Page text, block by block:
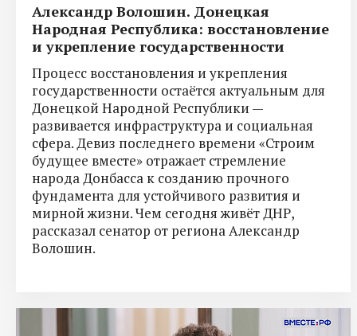
Александр Волошин. Донецкая
Народная Республика: восстановление
и укрепление государственности
Процесс восстановления и укрепления
государственности остаётся актуальным для
Донецкой Народной Республики —
развивается инфраструктура и социальная
сфера. Девиз последнего времени «Строим
будущее вместе» отражает стремление
народа Донбасса к созданию прочного
фундамента для устойчивого развития и
мирной жизни. Чем сегодня живёт ДНР,
рассказал сенатор от региона Александр
Волошин.